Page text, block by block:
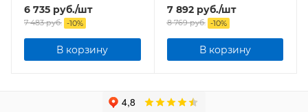
6 735 руб./шт
7 483руб. -10%
В корзину
7 892руб./шт
8 769руб. -10%
В корзину